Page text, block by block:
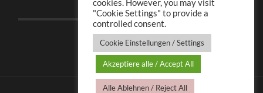
cookies. However, you may visit
"Cookie Settings" to provide a
controlled consent.
Cookie Einstellungen / Settings
Akzeptiere alle / Accept All
Alle Ablehnen / Reject All